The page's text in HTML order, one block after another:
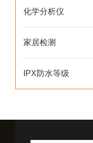
化学分析仪
家居检测
IPX防水等级